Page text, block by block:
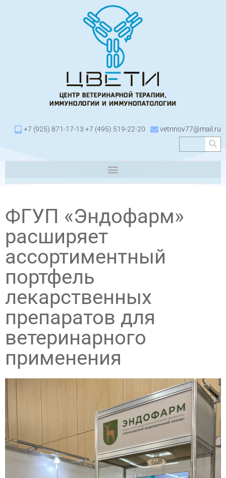
+7 (925) 871-17-13 +7 (495) 519-22-20 vetnnov77@mail.ru
ФГУП «Эндофарм»
расширяет
ассортиментный
портфель
лекарственных
препаратов для
ветеринарного
применения